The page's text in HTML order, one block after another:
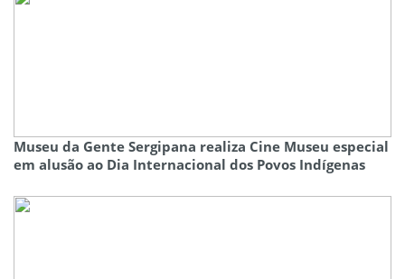
Museu da Gente Sergipana realiza Cine Museu especial
em alusão ao Dia Internacional dos Povos Indígenas